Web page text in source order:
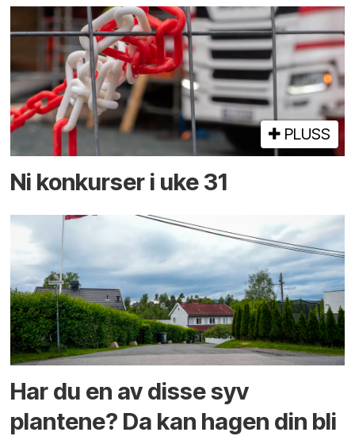
PLUSS
Ni konkurser i uke 31
Har du en av disse syv
plantene? Da kan hagen din bli